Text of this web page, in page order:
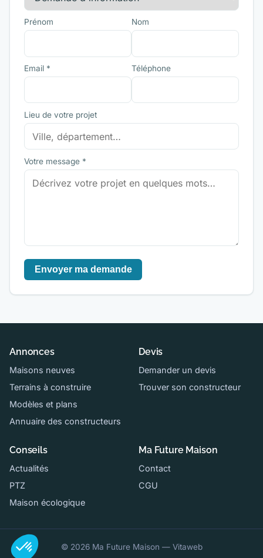
Prénom Nom
Email * Téléphone
Lieu de votre projet
Votre message *
Envoyer ma demande
Annonces
Maisons neuves
Terrains à construire
Modèles et plans
Annuaire des constructeurs
Devis
Demander un devis
Trouver son constructeur
Conseils
Actualités
PTZ
Maison écologique
Ma Future Maison
Contact
CGU
© 2026 Ma Future Maison — Vitaweb